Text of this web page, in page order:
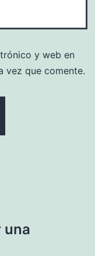
y web en
vez que comente.
una